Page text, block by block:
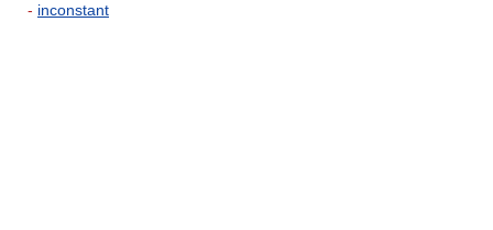
- inconstant